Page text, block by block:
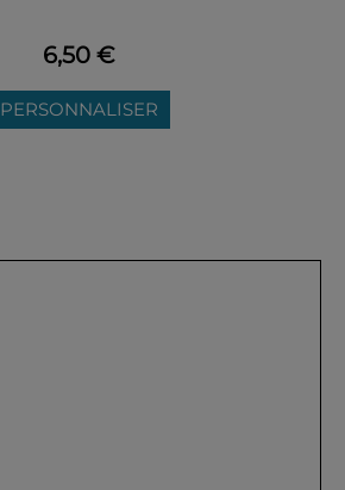
6,50 €
PERSONNALISER